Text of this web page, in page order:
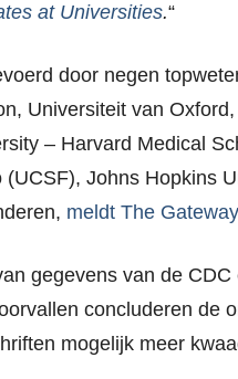
at Universities.“
door negen
Universiteit van
– Harvard Medical
(UCSF), Johns Hopkins
meldt The
gegevens van de
concluderen de
mogelijk meer